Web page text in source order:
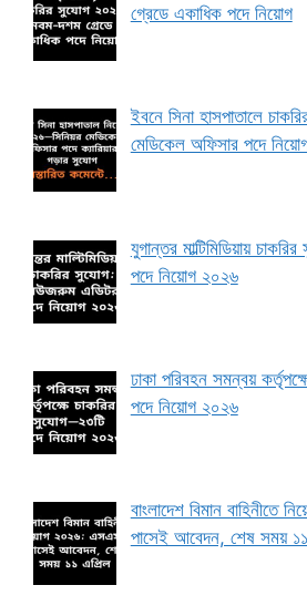
গ্রেডে একাধিক পদে নিয়োগ
ইবনে সিনা হাসপাতালে
মেডিকেল অফিসার পদে
যুগান্তর মাল্টিমিডিয়ায়
পদে নিয়োগ ২০২৬
ঢাকা পরিবহন সমন্বয়
পদে নিয়োগ ২০২৬
বাংলাদেশ বিমান বাহিনীতে
পাসেই আবেদন, শেষ সময়